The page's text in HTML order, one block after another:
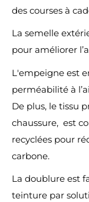
des courses à
La semelle
pour améliorer
L'empeigne est
perméabilité à
De plus, le tissu
chaussure, est
recyclées pour
carbone.
La doublure est
teinture par